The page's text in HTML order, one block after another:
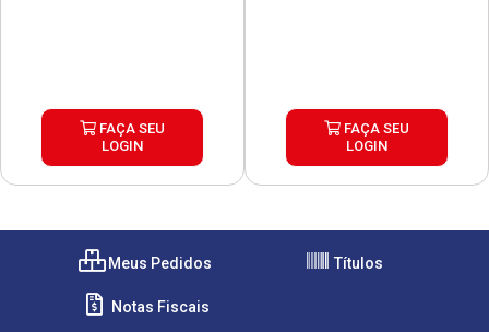
FAÇA SEU
LOGIN
FAÇA SEU
LOGIN
Meus Pedidos Títulos
Notas Fiscais